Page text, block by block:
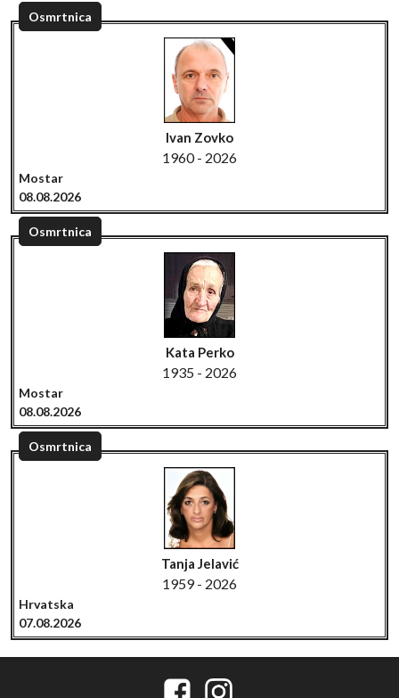
Osmrtnica
Ivan Zovko
1960 - 2026
Mostar
08.08.2026
Osmrtnica
Kata Perko
1935 - 2026
Mostar
08.08.2026
Osmrtnica
Tanja Jelavić
1959 - 2026
Hrvatska
07.08.2026